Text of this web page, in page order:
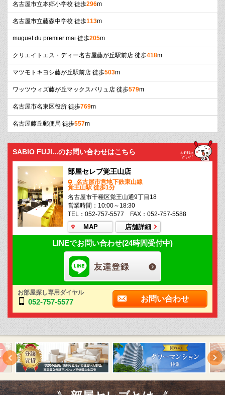
名古屋市立本郷小学校 徒歩296m
名古屋市立藤森中学校 徒歩113m
muguet du premier mai 徒歩205m
クリエイトエス・ディー名古屋藤が丘駅前店 徒歩418m
マツモトキヨシ藤が丘駅前店 徒歩503m
ワッツウィズ藤が丘マックスバリュ店 徒歩579m
名古屋市名東区役所 徒歩769m
名古屋藤丘郵便局 徒歩557m
SABIO FUJI...のお問い合わせはこちら
部屋セレブ覚王山店
名古屋市営地下鉄東山線
覚王山駅 徒歩1分
名古屋市千種区覚王山通9丁目18
営業時間：10:00～18:30
TEL：052-757-5577 FAX：052-757-5588
MAP 店舗詳細
LINEでお問い合わせ(24時間受付中)
お部屋探し専用ダイヤル
052-757-5577 お問い合わせ